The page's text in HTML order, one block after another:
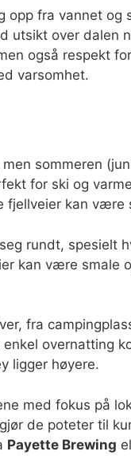
fra vannet og
utsikt over dalen
også respekt
varsomhet.
sommeren
for ski og
fjellveier kan være
rundt, spesielt
kan være smale
fra
overnatting
ligger høyere.
med fokus på
de poteter til
Payette Brewing